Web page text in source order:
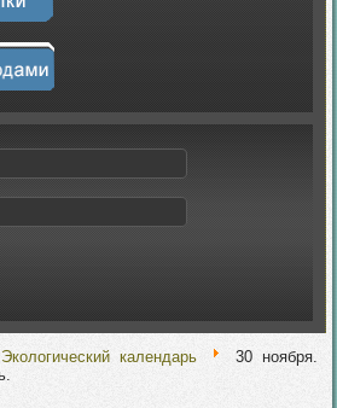
Экологический календарь
30 ноября.